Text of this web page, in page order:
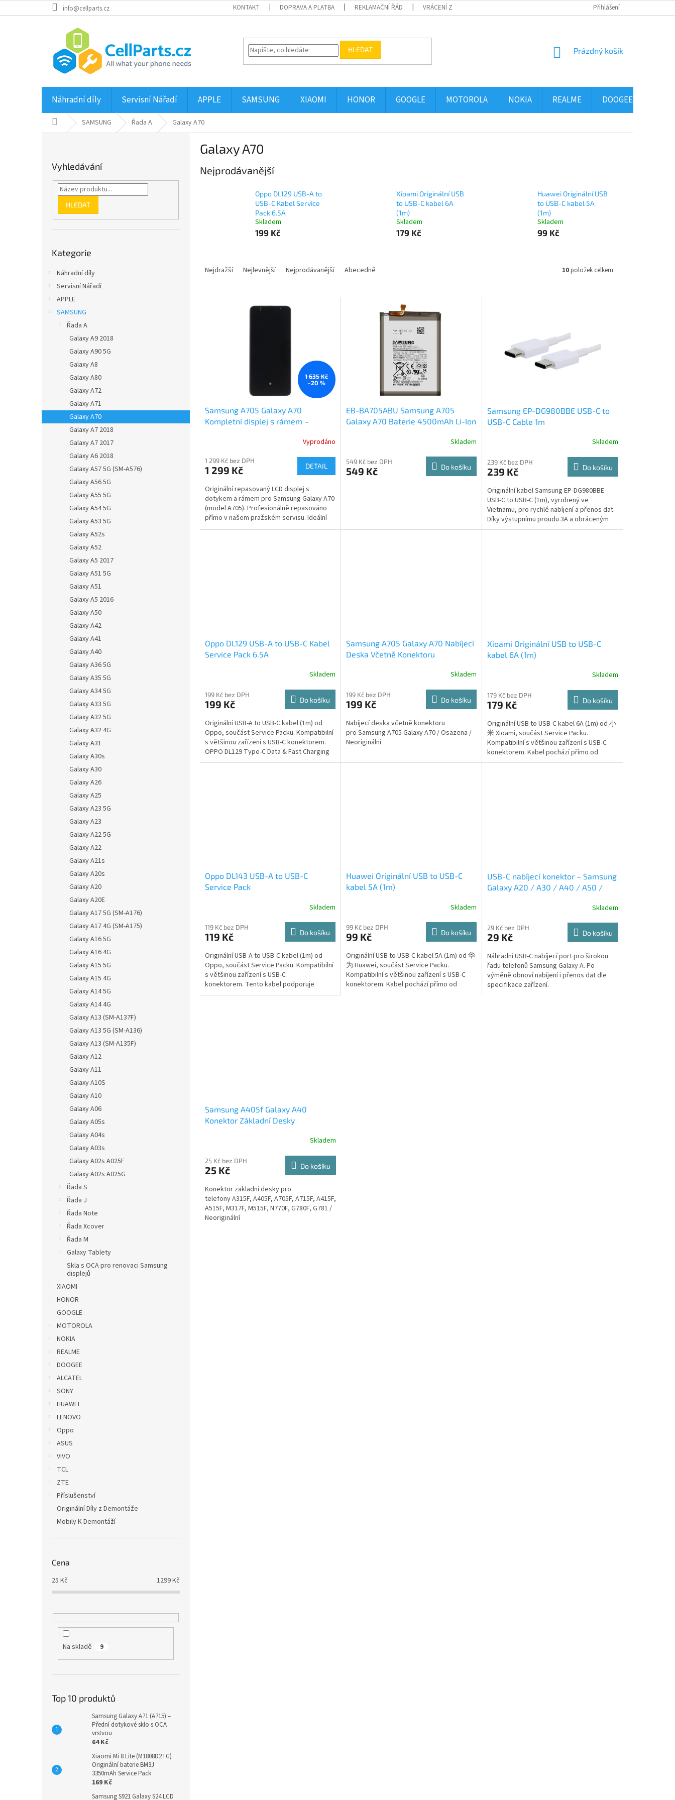
na
info@cellparts.cz KONTAKT DOPRAVA A PLATBA REKLAMAČNÍ ŘÁD VRÁCENÍ ZBOŽÍ PODMÍNKY OCHRANY OSOBNÍCH
Přihlášení
HLEDAT
NÁKUPNÍ
Prázdný košík
Náhradní díly Servisní Nářadí APPLE SAMSUNG XIAOMI HONOR GOOGLE MOTOROLA NOKIA REALME DOOGEE
Domů SAMSUNG Řada A Galaxy A70
Vyhledávání
HLEDAT
kategorie
Kategorie
Náhradní díly
Servisní Nářadí
APPLE
SAMSUNG
Řada A
Galaxy A9 2018
Galaxy A90 5G
Galaxy A8
Galaxy A80
Galaxy A72
Galaxy A71
Galaxy A70
Galaxy A7 2018
Galaxy A7 2017
Galaxy A6 2018
Galaxy A57 5G (SM-A576)
Galaxy A56 5G
Galaxy A55 5G
Galaxy A54 5G
Galaxy A53 5G
Galaxy A52s
Galaxy A52
Galaxy A5 2017
Galaxy A51 5G
Galaxy A51
Galaxy A5 2016
Galaxy A50
Galaxy A42
Galaxy A41
Galaxy A40
Galaxy A36 5G
Galaxy A35 5G
Galaxy A34 5G
Galaxy A33 5G
Galaxy A32 5G
Galaxy A32 4G
Galaxy A31
Galaxy A30s
Galaxy A30
Galaxy A26
Galaxy A25
Galaxy A23 5G
Galaxy A23
Galaxy A22 5G
Galaxy A22
Galaxy A21s
Galaxy A20s
Galaxy A20
Galaxy A20E
Galaxy A17 5G (SM-A176)
Galaxy A17 4G (SM-A175)
Galaxy A16 5G
Galaxy A16 4G
Galaxy A15 5G
Galaxy A15 4G
Galaxy A14 5G
Galaxy A14 4G
Galaxy A13 (SM-A137F)
Galaxy A13 5G (SM-A136)
Galaxy A13 (SM-A135F)
Galaxy A12
Galaxy A11
Galaxy A10S
Galaxy A10
Galaxy A06
Galaxy A05s
Galaxy A04s
Galaxy A03s
Galaxy A02s A025F
Galaxy A02s A025G
Řada S
Řada J
Řada Note
Řada Xcover
Řada M
Galaxy Tablety
Skla s OCA pro renovaci Samsung
displejů
XIAOMI
HONOR
GOOGLE
MOTOROLA
NOKIA
REALME
DOOGEE
ALCATEL
SONY
HUAWEI
LENOVO
Oppo
ASUS
VIVO
TCL
ZTE
Příslušenství
Originální Díly z Demontáže
Mobily K Demontáží
Cena
25 Kč 1299Kč
Na skladě 9
Top 10 produktů
Samsung Galaxy A71 (A715) –
Přední dotykové sklo s OCA
vrstvou
64 Kč
Xiaomi Mi 8 Lite (M1808D2TG)
Originální baterie BM3J
3350mAh Service Pack
169 Kč
Samsung S921 Galaxy S24 LCD
Galaxy A70
Nejprodávanější
Oppo DL129 USB-A to
USB-C Kabel Service
Pack 6.5A
Skladem
199 Kč
Xioami Originální USB
to USB-C kabel 6A
(1m)
Skladem
179 Kč
Huawei Originální USB
to USB-C kabel 5A
(1m)
Skladem
99 Kč
Nejdražší Nejlevnější Nejprodávanější Abecedně 10položek celkem
1 635 Kč
–20 %
Samsung A705 Galaxy A70
Kompletní displej s rámem –
Vyprodáno
1 299 Kč bez DPH
1 299 Kč DETAIL
Originální repasovaný LCD displej s
dotykem a rámem pro Samsung Galaxy A70
(model A705). Profesionálně repasováno
přímo v našem pražském servisu. Ideální
řešení pro komplexně...
EB-BA705ABU Samsung A705
Galaxy A70 Baterie 4500mAh Li-Ion
Skladem
549 Kč bez DPH
549 Kč Do košíku
Samsung EP-DG980BBE USB-C to
USB-C Cable 1m
Skladem
239 Kč bez DPH
239 Kč Do košíku
Originální kabel Samsung EP-DG980BBE
USB-C to USB-C (1m), vyrobený ve
Vietnamu, pro rychlé nabíjení a přenos dat.
Díky výstupnímu proudu 3A a obráceným
konektorům zajišťuje...
Oppo DL129 USB-A to USB-C Kabel
Service Pack 6.5A
Skladem
199 Kč bez DPH
199 Kč Do košíku
Originální USB-A to USB-C kabel (1m) od
Oppo, součást Service Packu. Kompatibilní
s většinou zařízení s USB-C konektorem.
OPPO DL129 Type-C Data & Fast Charging
Cable je...
Samsung A705 Galaxy A70 Nabíjecí
Deska Včetně Konektoru
Skladem
199 Kč bez DPH
199 Kč Do košíku
Nabíjecí deska včetně konektoru
pro Samsung A705 Galaxy A70 / Osazena /
Neoriginální
Xioami Originální USB to USB-C
kabel 6A (1m)
Skladem
179 Kč bez DPH
179 Kč Do košíku
Originální USB to USB-C kabel 6A (1m) od 小
米 Xioami, součást Service Packu.
Kompatibilní s většinou zařízení s USB-C
konektorem. Kabel pochází přímo od
výrobce...
Oppo DL143 USB-A to USB-C
Service Pack
Skladem
119 Kč bez DPH
119 Kč Do košíku
Originální USB-A to USB-C kabel (1m) od
Oppo, součást Service Packu. Kompatibilní
s většinou zařízení s USB-C
konektorem. Tento kabel podporuje
maximální proud až 3A, což...
Huawei Originální USB to USB-C
kabel 5A (1m)
Skladem
99 Kč bez DPH
99 Kč Do košíku
Originální USB to USB-C kabel 5A (1m) od 华
为 Huawei, součást Service Packu.
Kompatibilní s většinou zařízení s USB-C
konektorem. Kabel pochází přímo od
USB-C nabíjecí konektor – Samsung
Galaxy A20 / A30 / A40 / A50 /
Skladem
29 Kč bez DPH
29 Kč Do košíku
Náhradní USB-C nabíjecí port pro širokou
řadu telefonů Samsung Galaxy A. Po
výměně obnoví nabíjení i přenos dat dle
specifikace zařízení.
Samsung A405f Galaxy A40
Konektor Základní Desky
Skladem
25 Kč bez DPH
25 Kč Do košíku
Konektor zakladní desky pro
telefony A315F, A405F, A705F, A715F, A415F,
A515F, M317F, M515F, N770F, G780F, G781 /
Neoriginální